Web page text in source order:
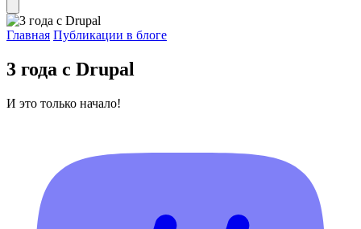
Главная Публикации в блоге
3 года с Drupal
И это только начало!